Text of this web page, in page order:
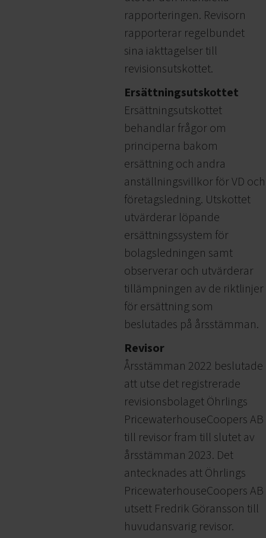
rapporteringen. Revisorn
rapporterar regelbundet
sina iakttagelser till
revisionsutskottet.
Ersättningsutskottet
Ersättningsutskottet
behandlar frågor om
principerna bakom
ersättning och andra
anställningsvillkor för VD och
företagsledning. Utskottet
utvärderar löpande
ersättningssystem för
bolagsledningen samt
observerar och utvärderar
tillämpningen av de riktlinjer
för ersättning som
beslutades på årsstämman.
Revisor
Årsstämman 2022 beslutade
att utse det registrerade
revisionsbolaget Öhrlings
PricewaterhouseCoopers AB
till revisor fram till slutet av
årsstämman 2023. Det
antecknades att Öhrlings
PricewaterhouseCoopers AB
utsett Fredrik Göransson till
huvudansvarig revisor.